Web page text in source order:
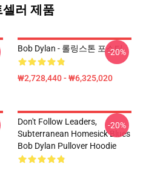
러 제품
Bob Dylan - 롤링스톤 포스터
₩2,728,440 - ₩6,325,020
-20%
Don't Follow Leaders,
Subterranean Homesick Blues
Bob Dylan Pullover Hoodie
-20%